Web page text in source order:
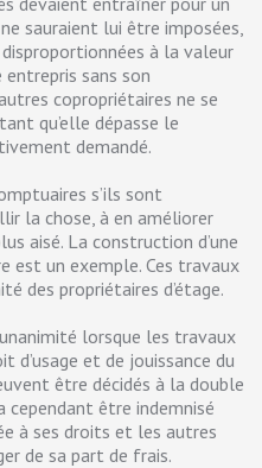
sauraient lui être imposées,
à la valeur
sans son
copropriétaires ne se
qu’elle dépasse le
demandé.
s’ils sont
la chose, à en améliorer
aisé. La construction d’une
est un exemple. Ces travaux
des propriétaires d’étage.
lorsque les travaux
d’usage et de jouissance du
être décidés à la double
cependant être indemnisé
à ses droits et les autres
de sa part de frais.